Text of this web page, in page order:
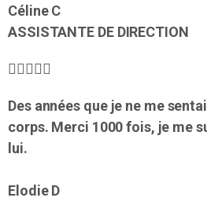
Céline C
ASSISTANTE DE DIRECTION

Des années que je ne me
corps. Merci 1000 fois, je me
lui.
Elodie D